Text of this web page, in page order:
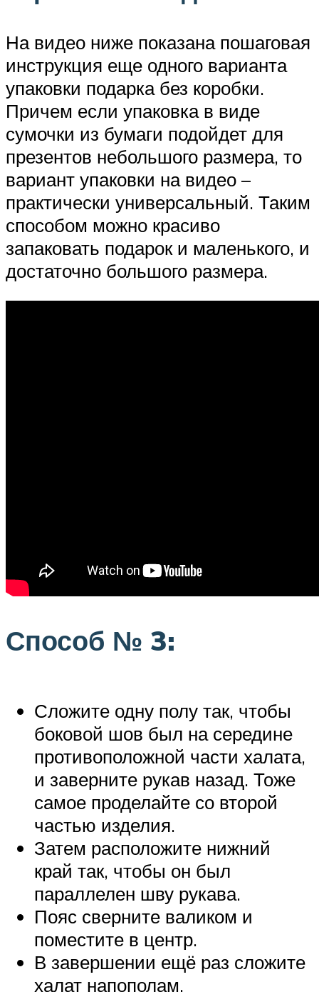
На видео ниже показана пошаговая
инструкция еще одного варианта
упаковки подарка без коробки.
Причем если упаковка в виде
сумочки из бумаги подойдет для
презентов небольшого размера, то
вариант упаковки на видео –
практически универсальный. Таким
способом можно красиво
запаковать подарок и маленького, и
достаточно большого размера.
Способ № 3:
Сложите одну полу так, чтобы
боковой шов был на середине
противоположной части халата,
и заверните рукав назад. Тоже
самое проделайте со второй
частью изделия.
Затем расположите нижний
край так, чтобы он был
параллелен шву рукава.
Пояс сверните валиком и
поместите в центр.
В завершении ещё раз сложите
халат напополам.